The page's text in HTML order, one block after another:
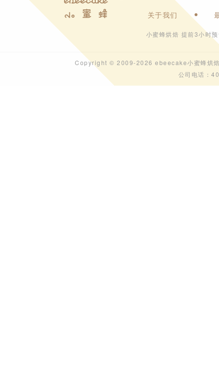
关于我们
小蜜蜂烘焙 提前3小时
Copyright © 2009-2026 ebeecake小蜜蜂烘
公司电话